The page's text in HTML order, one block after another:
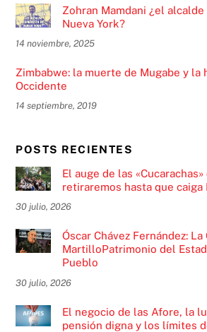
Zohran Mamdani ¿el
Nueva York?
14 noviembre, 2025
Zimbabwe: la muerte de Mugabe y la
Occidente
14 septiembre, 2019
POSTS RECIENTES
El auge de las «Cucarachas»
retiraremos hasta que caiga
30 julio, 2026
Óscar Chávez Fernández:
MartilloPatrimonio del
Pueblo
30 julio, 2026
El negocio de las Afore, la
pensión digna y los límites